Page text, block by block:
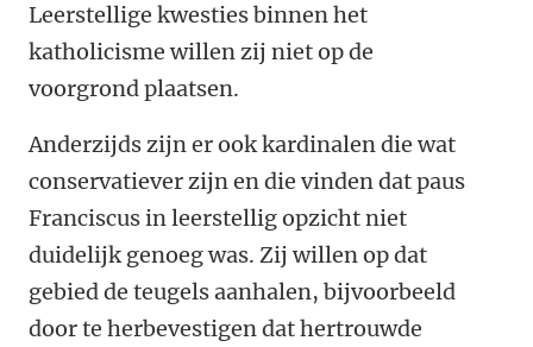
Leerstellige kwesties binnen het
katholicisme willen zij niet op de
voorgrond plaatsen.
Anderzijds zijn er ook kardinalen die wat
conservatiever zijn en die vinden dat paus
Franciscus in leerstellig opzicht niet
duidelijk genoeg was. Zij willen op dat
gebied de teugels aanhalen, bijvoorbeeld
door te herbevestigen dat hertrouwde